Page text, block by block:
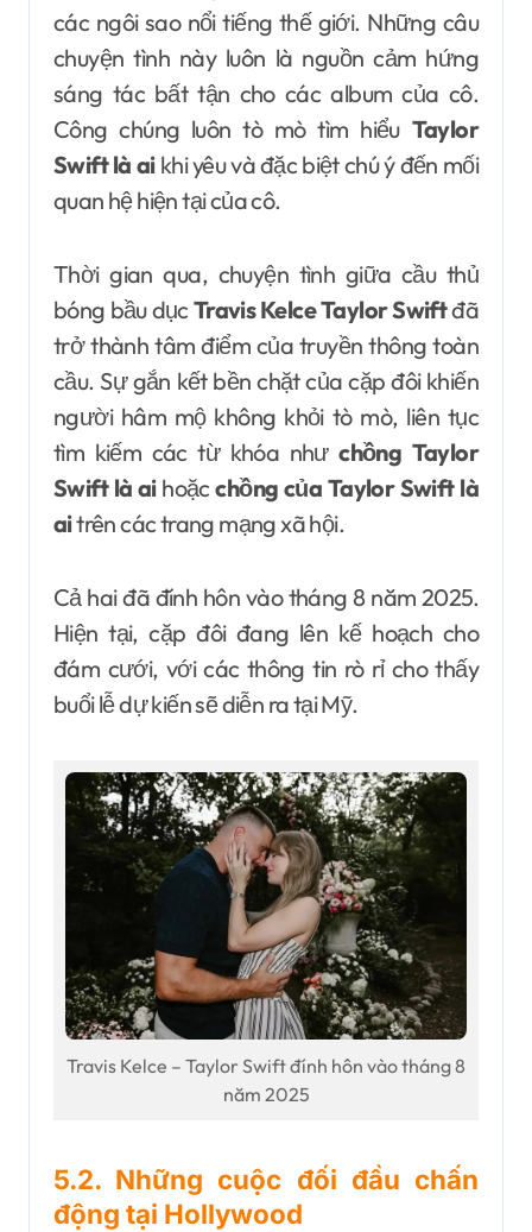
các ngôi sao nổi tiếng thế giới. Những câu
chuyện tình này luôn là nguồn cảm hứng
sáng tác bất tận cho các album của cô.
Công chúng luôn tò mò tìm hiểu Taylor
Swift là aikhi yêu và đặc biệt chú ý đến mối
quan hệ hiện tại của cô.
Thời gian qua, chuyện tình giữa cầu thủ
bóng bầu dục Travis Kelce Taylor Swiftđã
trở thành tâm điểm của truyền thông toàn
cầu. Sự gắn kết bền chặt của cặp đôi khiến
người hâm mộ không khỏi tò mò, liên tục
tìm kiếm các từ khóa nhưchồng Taylor
Swift là aihoặcchồng của Taylor Swift là
aitrên các trang mạng xã hội.
Cả hai đã đính hôn vào tháng 8 năm 2025.
Hiện tại, cặp đôi đang lên kế hoạch cho
đám cưới, với các thông tin rò rỉ cho thấy
buổi lễ dự kiến sẽ diễn ra tại Mỹ.
Travis Kelce – Taylor Swift đính hôn vào tháng 8
năm 2025
5.2. Những cuộc đối đầu chấn
động tại Hollywood